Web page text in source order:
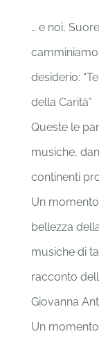
… e noi,
desiderio:
della Carità”
Queste le
musiche,
continenti
Un
bellezza
musiche di
racconto
Giovanna
Un